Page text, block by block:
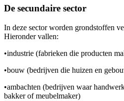
De secundaire sector
In deze sector worden grondstoffen
Hieronder vallen:
•industrie (fabrieken die producten
•bouw (bedrijven die huizen en
•ambachten (bedrijven waar
bakker of meubelmaker)